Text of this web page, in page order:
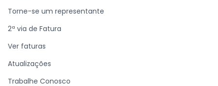
Torne-se um representante
2ª via de Fatura
Ver faturas
Atualizações
Trabalhe Conosco